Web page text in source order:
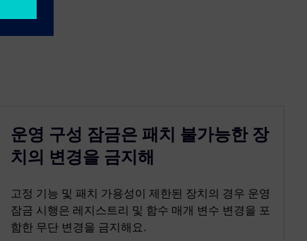
운영 구성 잠금은 패치 불가능한 장
치의 변경을 금지해
고정 기능 및 패치 가용성이 제한된 장치의 경우 운영
잠금 시행은 레지스트리 및 함수 매개 변수 변경을 포
함한 무단 변경을 금지해요.